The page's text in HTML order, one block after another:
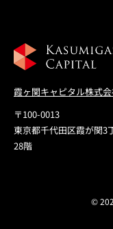
霞ヶ関キャピタル株式
〒100-0013
東京都千代田区霞が関3
28階
©